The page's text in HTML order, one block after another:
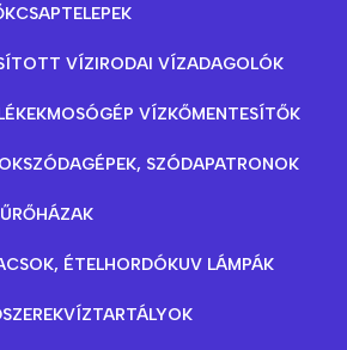
CSAPTELEPEK
VÍZIRODAI VÍZADAGOLÓK
MOSÓGÉP VÍZKŐMENTESÍTŐK
SZÓDAGÉPEK, SZÓDAPATRONOK
ÉTELHORDÓKUV LÁMPÁK
VÍZTARTÁLYOK